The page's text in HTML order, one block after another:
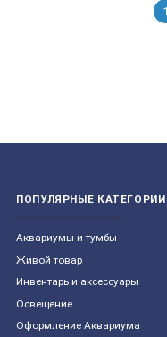
1
ПОПУЛЯРНЫЕ КАТЕГОРИИ
Aквариумы и тумбы
Живой товар
Инвентарь и аксессуары
Освещение
Оформление Аквариума